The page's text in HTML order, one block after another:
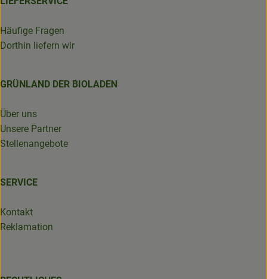
Häufige Fragen
Dorthin liefern wir
GRÜNLAND DER BIOLADEN
Über uns
Unsere Partner
Stellenangebote
SERVICE
Kontakt
Reklamation